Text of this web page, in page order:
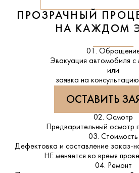
ПРОЗРАЧНЫЙ
НА КАЖДОМ
01.
Эвакуация автомобиля с
или
заявка на
ОСТАВИТЬ
02. Осмотр
Предварительный осмотр
03. Стоимость
Дефектовка и составление заказ-
НЕ меняется во время
04. Ремонт